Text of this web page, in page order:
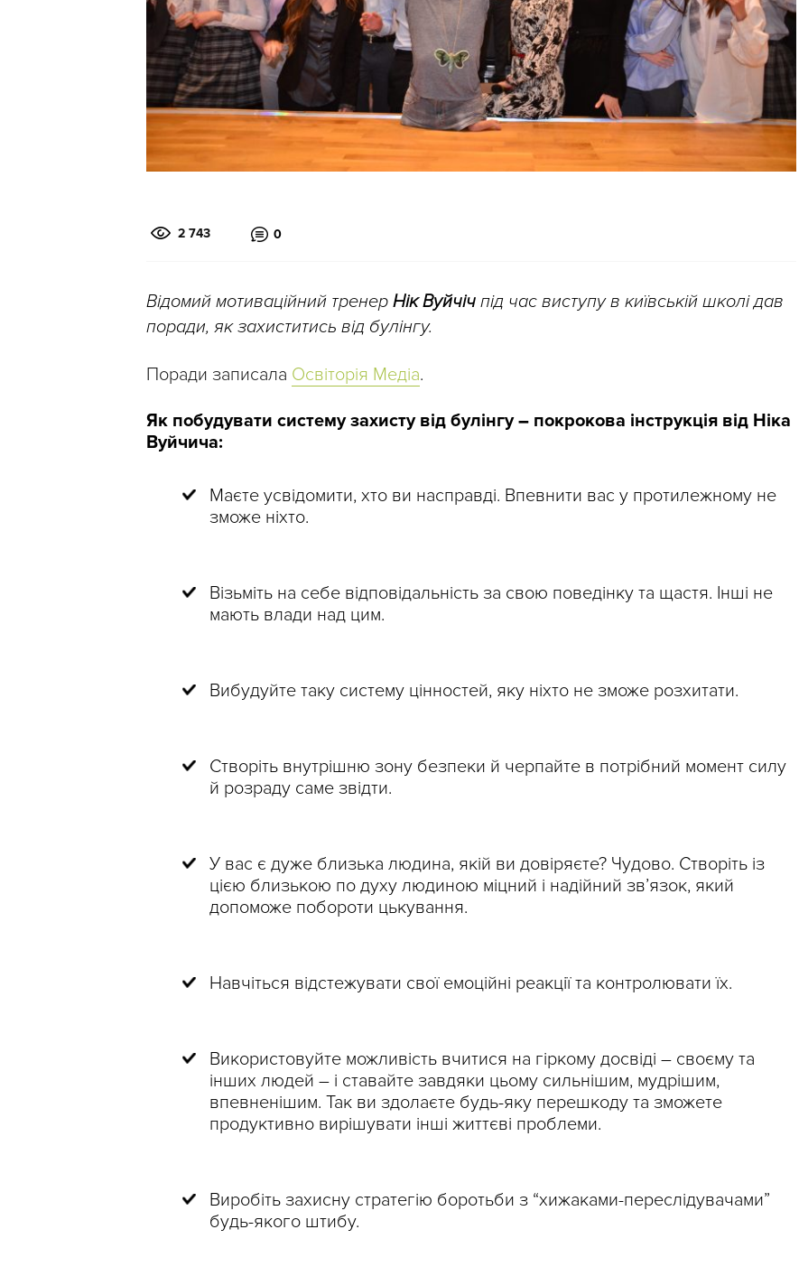
2 743 0
Відомий мотиваційний тренер Нік Вуйчіч під час виступу в київській школі дав
поради, як захиститись від булінгу.
Поради записала Освіторія Медіа.
Як побудувати систему захисту від булінгу– покрокова інструкція від Ніка
Вуйчича:
Маєте усвідомити, хто ви насправді. Впевнити вас у протилежному не
зможе ніхто.
Візьміть на себе відповідальність за свою поведінку та щастя. Інші не
мають влади над цим.
Вибудуйте таку систему цінностей, яку ніхто не зможе розхитати.
Створіть внутрішню зону безпеки й черпайте в потрібний момент силу
й розраду саме звідти.
У вас є дуже близька людина, якій ви довіряєте? Чудово. Створіть із
цією близькою по духу людиною міцний і надійний зв’язок, який
допоможе побороти цькування.
Навчіться відстежувати свої емоційні реакції та контролювати їх.
Використовуйте можливість вчитися на гіркому досвіді – своєму та
інших людей – і ставайте завдяки цьому сильнішим, мудрішим,
впевненішим. Так ви здолаєте будь-яку перешкоду та зможете
продуктивно вирішувати інші життєві проблеми.
Виробіть захисну стратегію боротьби з “хижаками-переслідувачами”
будь-якого штибу.